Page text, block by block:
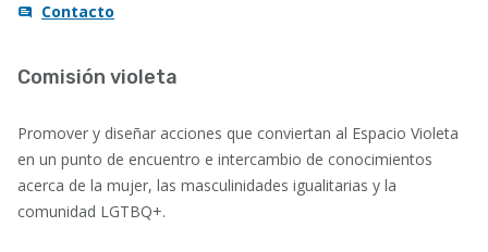
Contacto
Comisión violeta
Promover y diseñar acciones que conviertan al Espacio Violeta
en un punto de encuentro e intercambio de conocimientos
acerca de la mujer, las masculinidades igualitarias y la
comunidad LGTBQ+.